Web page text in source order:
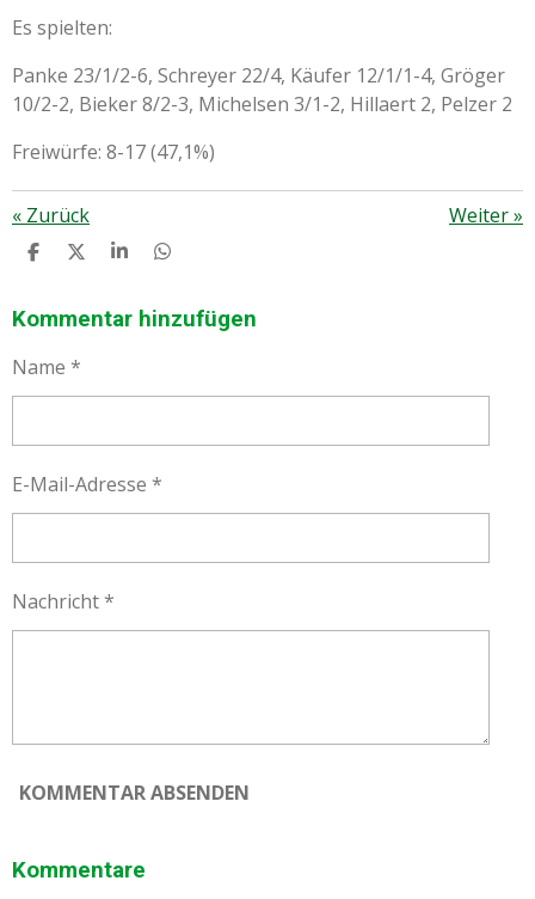
Es spielten:
Panke 23/1/2-6, Schreyer 22/4, Käufer 12/1/1-4, Gröger
10/2-2, Bieker 8/2-3, Michelsen 3/1-2, Hillaert 2, Pelzer 2
Freiwürfe: 8-17 (47,1%)
« Zurück Weiter»
T
L
T
L
T
L
T
L
Kommentar hinzufügen
Name *
E-Mail-Adresse *
Nachricht *
KOMMENTAR ABSENDEN
Kommentare